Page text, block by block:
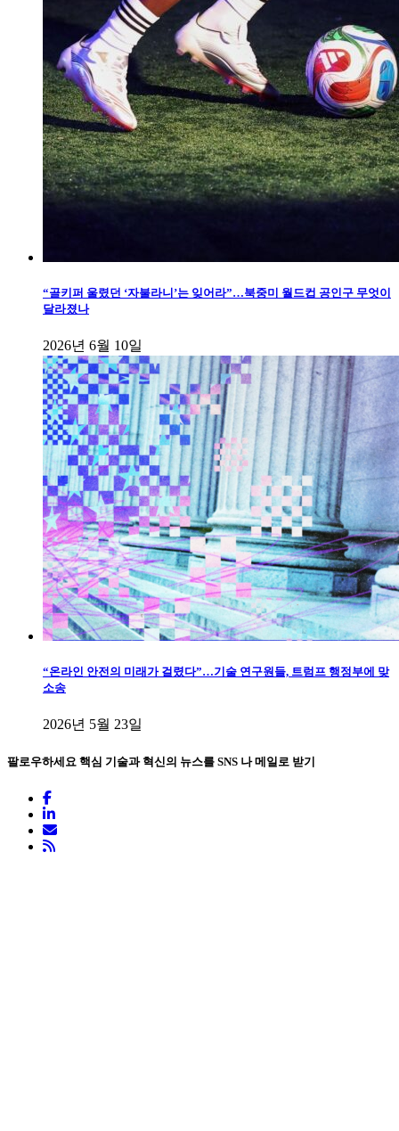
“골키퍼 울렸던 ‘자불라니’는 잊어라”…북중미 월드컵 공인구 무엇이
달라졌나
2026년 6월 10일
“온라인 안전의 미래가 걸렸다”…기술 연구원들, 트럼프 행정부에 맞
소송
2026년 5월 23일
팔로우하세요 핵심 기술과 혁신의 뉴스를 SNS 나 메일로 받기